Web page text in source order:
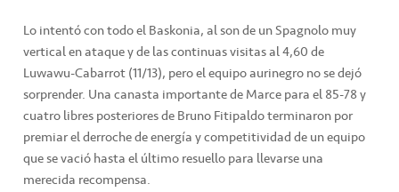
Lo intentó con todo el Baskonia, al son de un Spagnolo muy
vertical en ataque y de las continuas visitas al 4,60 de
Luwawu-Cabarrot (11/13), pero el equipo aurinegro no se dejó
sorprender. Una canasta importante de Marce para el 85-78 y
cuatro libres posteriores de Bruno Fitipaldo terminaron por
premiar el derroche de energía y competitividad de un equipo
que se vació hasta el último resuello para llevarse una
merecida recompensa.